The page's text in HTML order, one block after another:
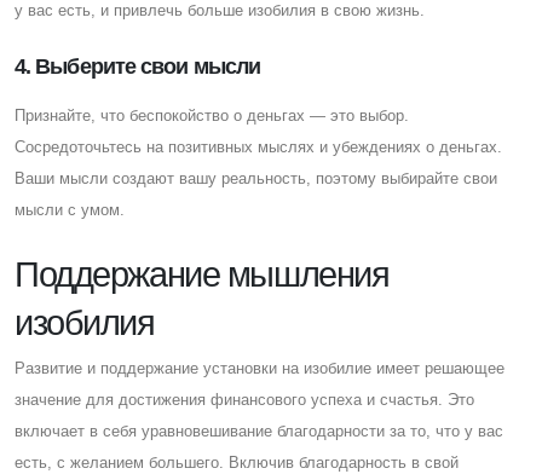
у вас есть, и привлечь больше изобилия в свою жизнь.
4. Выберите свои мысли
Признайте, что беспокойство о деньгах — это выбор.
Cосредоточьтесь на позитивных мыслях и убеждениях о деньгах.
Ваши мысли создают вашу реальность, поэтому выбирайте свои
мысли с умом.
Поддержание мышления
изобилия
Развитие и поддержание установки на изобилие имеет решающее
значение для достижения финансового успеха и счастья. Это
включает в себя уравновешивание благодарности за то, что у вас
есть, с желанием большего. Включив благодарность в свой